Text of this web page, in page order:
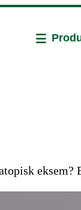
eksem?